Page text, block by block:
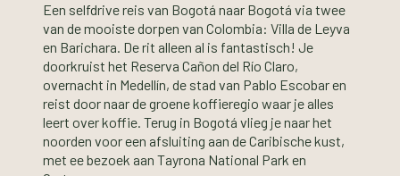
Een selfdrive reis van Bogotá naar Bogotá via twee
van de mooiste dorpen van Colombia: Villa de Leyva
en Barichara. De rit alleen al is fantastisch! Je
doorkruist het Reserva Cañon del Río Claro,
overnacht in Medellín, de stad van Pablo Escobar en
reist door naar de groene koffieregio waar je alles
leert over koffie. Terug in Bogotá vlieg je naar het
noorden voor een afsluiting aan de Caribische kust,
met ee bezoek aan Tayrona National Park en